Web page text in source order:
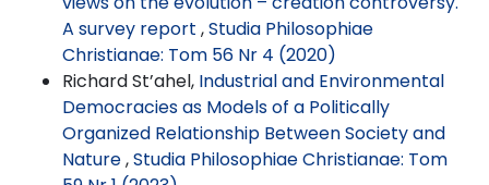
A survey report ,Studia Philosophiae
Christianae: Tom 56 Nr 4 (2020)
Richard St’ahel, Industrial and Environmental
Democracies as Models of a Politically
Organized Relationship Between Society and
Nature,Studia Philosophiae Christianae: Tom